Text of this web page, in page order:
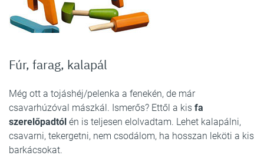
Fúr, farag, kalapál
Még ott a tojáshéj/pelenka a fenekén, de már
csavarhúzóval mászkál. Ismerős? Ettől a kis fa
szerelőpadtól én is teljesen elolvadtam. Lehet kalapálni,
csavarni, tekergetni, nem csodálom, ha hosszan leköti a kis
barkácsokat.